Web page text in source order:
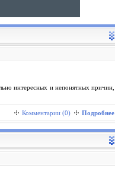
интересных и непонятных причин,
Комментарии (0) Подробнее